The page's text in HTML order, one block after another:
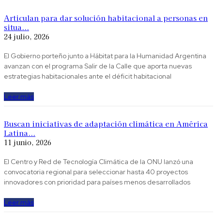
Articulan para dar solución habitacional a personas en
situa...
24 julio, 2026
El Gobierno porteño junto a Hábitat para la Humanidad Argentina
avanzan con el programa Salir de la Calle que aporta nuevas
estrategias habitacionales ante el déficit habitacional
Leer más
Buscan iniciativas de adaptación climática en América
Latina...
11 junio, 2026
El Centro y Red de Tecnología Climática de la ONU lanzó una
convocatoria regional para seleccionar hasta 40 proyectos
innovadores con prioridad para países menos desarrollados
Leer más